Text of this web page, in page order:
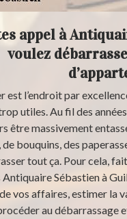
appel à
voulez
est l’endroit par
utiles. Au fil des
être massivement
de bouquins, des
tout ça. Pour cela,
Sébastien à
vos affaires, estimer la
au débarrassage